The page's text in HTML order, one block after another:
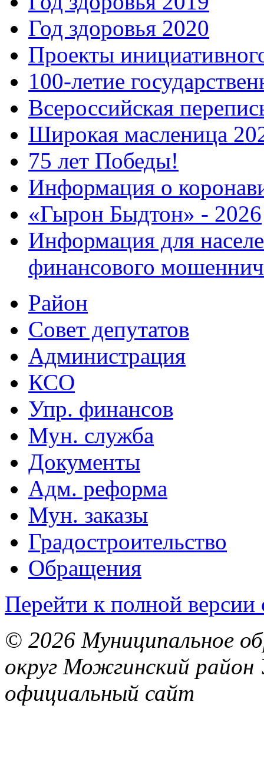
Год здоровья 2020
Проекты
100-летие
Всероссийская
Широкая масленица
75 лет Победы!
Информация о
«Гырон Быдтон» - 2026
Информация для
финансового
Район
Совет депутатов
Администрация
КСО
Упр. финансов
Мун. служба
Документы
Адм. реформа
Мун. заказы
Градостроительство
Обращения
Перейти к полной версии
© 2026 Муниципальное
округ Можгинский район
официальный сайт